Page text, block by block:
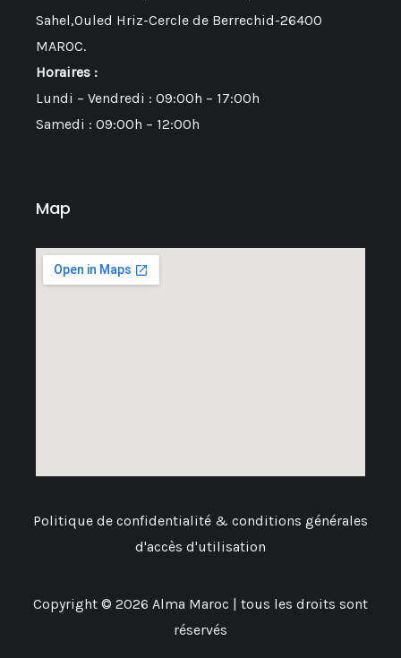
Sahel,Ouled Hriz-Cercle de Berrechid-26400
MAROC.
Horaires :
Lundi – Vendredi : 09:00h – 17:00h
Samedi : 09:00h – 12:00h
Map
Politique de confidentialité & conditions générales
d'accès d'utilisation
Copyright © 2026 Alma Maroc | tous les droits sont
réservés